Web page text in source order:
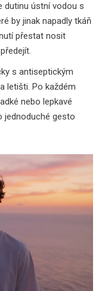
dutinu ústní vodou s
by jinak napadly tkáň
přestat nosit
s antiseptickým
letišti. Po každém
nebo lepkavé
jednoduché gesto